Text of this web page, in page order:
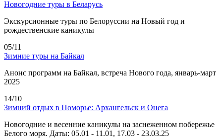
Новогодние туры в Беларусь
Экскурсионные туры по Белоруссии на Новый год и
рождественские каникулы
05/11
Зимние туры на Байкал
Анонс программ на Байкал, встреча Нового года, январь-март
2025
14/10
Зимний отдых в Поморье: Архангельск и Онега
Новогодние и весенние каникулы на заснеженном побережье
Белого моря. Даты: 05.01 - 11.01, 17.03 - 23.03.25